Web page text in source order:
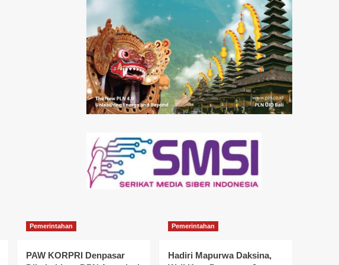
Pemerintahan
PAW KORPRI Denpasar
Pemerintahan
Hadiri Mapurwa Daksina,